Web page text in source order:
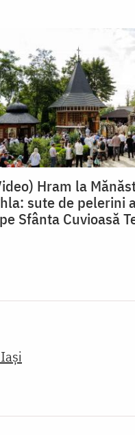
Hram la
sute de pelerini
Sfânta Cuvioasă